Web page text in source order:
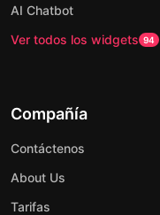
AI Chatbot
Ver todos los widgets 94
Compañía
Contáctenos
About Us
Tarifas